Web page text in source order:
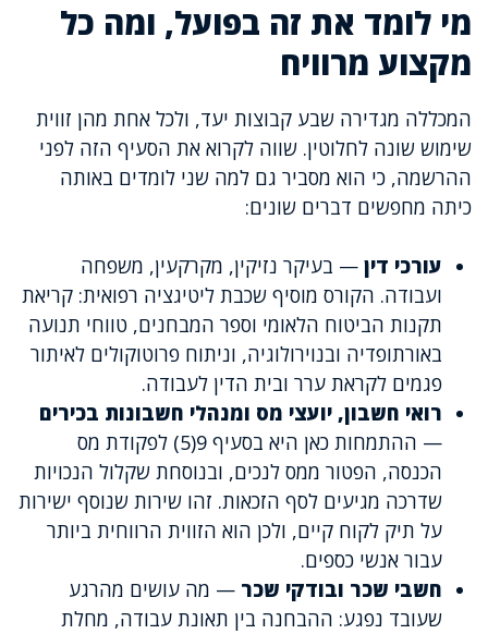
מי לומד את זה בפועל, ומה כל
מקצוע מרוויח
המכללה מגדירה שבע קבוצות יעד, ולכל אחת מהן זווית
שימוש שונה לחלוטין. שווה לקרוא את הסעיף הזה לפני
ההרשמה, כי הוא מסביר גם למה שני לומדים באותה
כיתה מחפשים דברים שונים:
עורכי דין — בעיקר נזיקין, מקרקעין, משפחה
ועבודה. הקורס מוסיף שכבת ליטיגציה רפואית: קריאת
תקנות הביטוח הלאומי וספר המבחנים, טווחי תנועה
באורתופדיה ובנוירולוגיה, וניתוח פרוטוקולים לאיתור
פגמים לקראת ערר ובית הדין לעבודה.
רואי חשבון, יועצי מס ומנהלי חשבונות בכירים
— ההתמחות כאן היא בסעיף 9(5) לפקודת מס
הכנסה, הפטור ממס לנכים, ובנוסחת שקלול הנכויות
שדרכה מגיעים לסף הזכאות. זהו שירות שנוסף ישירות
על תיק לקוח קיים, ולכן הוא הזווית הרווחית ביותר
עבור אנשי כספים.
חשבי שכר ובודקי שכר — מה עושים מהרגע
שעובד נפגע: ההבחנה בין תאונת עבודה, מחלת